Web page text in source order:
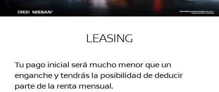
LEASING
Tu pago inicial será mucho menor que un
enganche y tendrás la posibilidad de deducir
parte de la renta mensual.